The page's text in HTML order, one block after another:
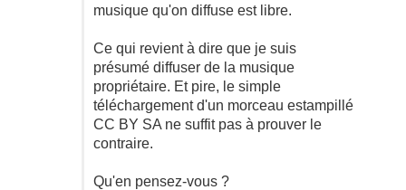
musique qu'on diffuse est libre.
Ce qui revient à dire que je suis
présumé diffuser de la musique
propriétaire. Et pire, le simple
téléchargement d'un morceau estampillé
CC BY SA ne suffit pas à prouver le
contraire.
Qu'en pensez-vous ?